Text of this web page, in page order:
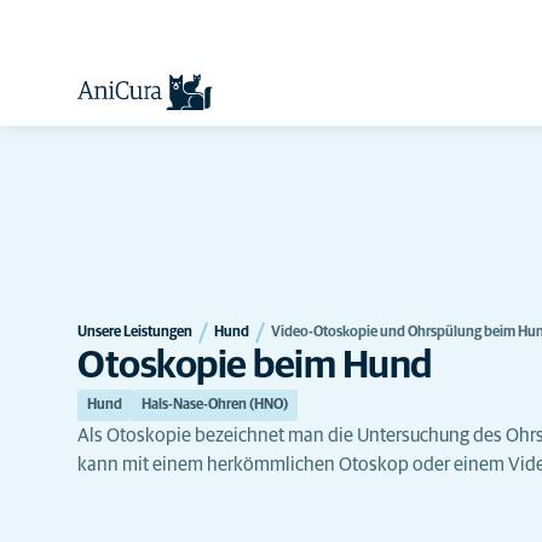
Unsere Leistungen Hund Video-Otoskopie und Ohrspülung beim
Otoskopie beim Hund
Hund Hals-Nase-Ohren (HNO)
Als Otoskopie bezeichnet man die Untersuchung des
kann mit einem herkömmlichen Otoskop oder einem